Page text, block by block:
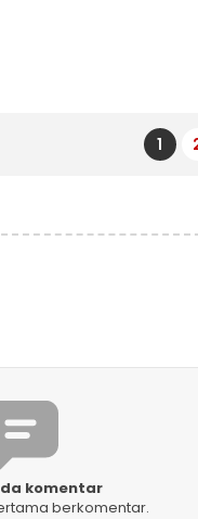
1
komentar
berkomentar.